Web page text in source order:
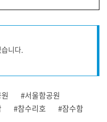
니다.
#서울함공원
#참수리호 #잠수함